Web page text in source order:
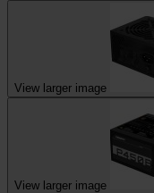
View larger image
View larger image